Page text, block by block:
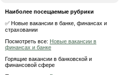
Наиболее посещаемые рубрики
✅ Новые вакансии в банке, финансах и
страховании
Посмотреть все: Новые вакансии в
финансах и банке
Горящие вакансии в банковской и
финансовой сфере